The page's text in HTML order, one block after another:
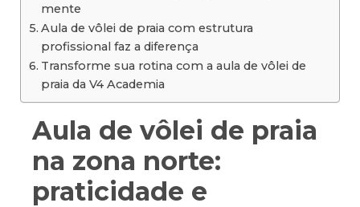
mente
Aula de vôlei de praia com estrutura
profissional faz a diferença
Transforme sua rotina com a aula de vôlei de
praia da V4 Academia
Aula de vôlei de praia
na zona norte:
praticidade e